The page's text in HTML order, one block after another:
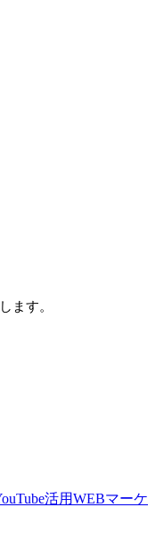
ます。
活用WEBマーケ